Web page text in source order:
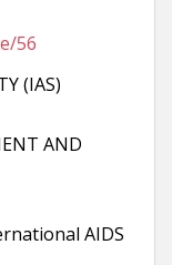
56
(IAS)
AND
AIDS